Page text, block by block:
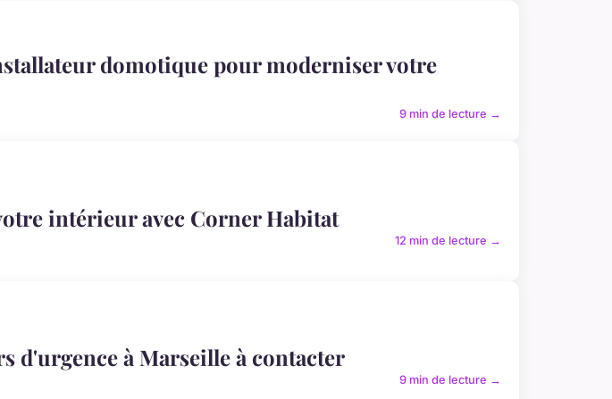
domotique pour moderniser votre
9 min de lecture →
intérieur avec Corner Habitat
12 min de lecture →
d'urgence à Marseille à contacter
9 min de lecture →